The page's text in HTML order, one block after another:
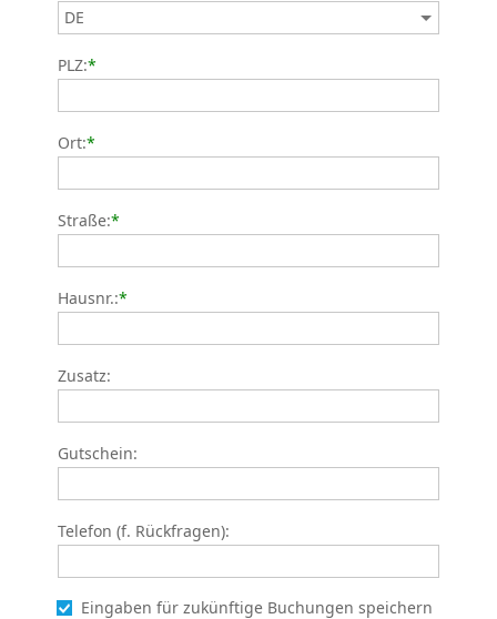
PLZ:*
Ort:*
Straße:*
Hausnr.:*
Zusatz:
Gutschein:
Telefon (f. Rückfragen):
Eingaben für zukünftige Buchungen speichern